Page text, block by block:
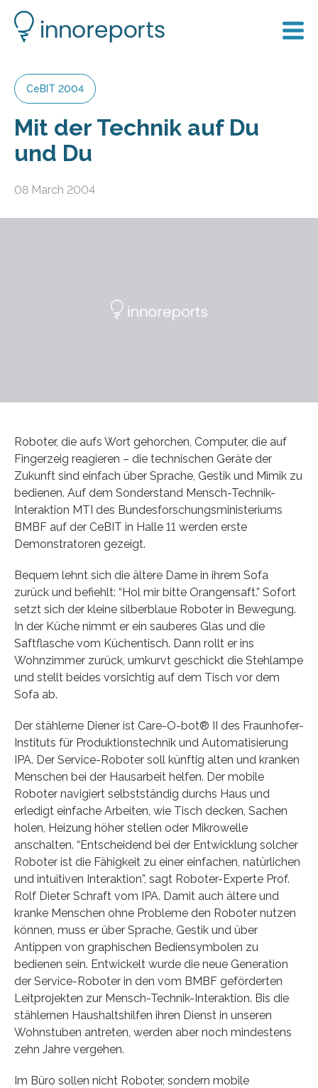
CeBIT 2004
Mit der Technik auf Du
und Du
08 March 2004
Roboter, die aufs Wort gehorchen, Computer, die auf
Fingerzeig reagieren – die technischen Geräte der
Zukunft sind einfach über Sprache, Gestik und Mimik zu
bedienen. Auf dem Sonderstand Mensch-Technik-
Interaktion MTI des Bundesforschungsministeriums
BMBF auf der CeBIT in Halle 11 werden erste
Demonstratoren gezeigt.
Bequem lehnt sich die ältere Dame in ihrem Sofa
zurück und befiehlt: “Hol mir bitte Orangensaft.” Sofort
setzt sich der kleine silberblaue Roboter in Bewegung.
In der Küche nimmt er ein sauberes Glas und die
Saftflasche vom Küchentisch. Dann rollt er ins
Wohnzimmer zurück, umkurvt geschickt die Stehlampe
und stellt beides vorsichtig auf dem Tisch vor dem
Sofa ab.
Der stählerne Diener ist Care-O-bot® II des Fraunhofer-
Instituts für Produktionstechnik und Automatisierung
IPA. Der Service-Roboter soll künftig alten und kranken
Menschen bei der Hausarbeit helfen. Der mobile
Roboter navigiert selbstständig durchs Haus und
erledigt einfache Arbeiten, wie Tisch decken, Sachen
holen, Heizung höher stellen oder Mikrowelle
anschalten. “Entscheidend bei der Entwicklung solcher
Roboter ist die Fähigkeit zu einer einfachen, natürlichen
und intuitiven Interaktion”, sagt Roboter-Experte Prof.
Rolf Dieter Schraft vom IPA. Damit auch ältere und
kranke Menschen ohne Probleme den Roboter nutzen
können, muss er über Sprache, Gestik und über
Antippen von graphischen Bediensymbolen zu
bedienen sein. Entwickelt wurde die neue Generation
der Service-Roboter in den vom BMBF geförderten
Leitprojekten zur Mensch-Technik-Interaktion. Bis die
stählernen Haushaltshilfen ihren Dienst in unseren
Wohnstuben antreten, werden aber noch mindestens
zehn Jahre vergehen.
Im Büro sollen nicht Roboter, sondern mobile